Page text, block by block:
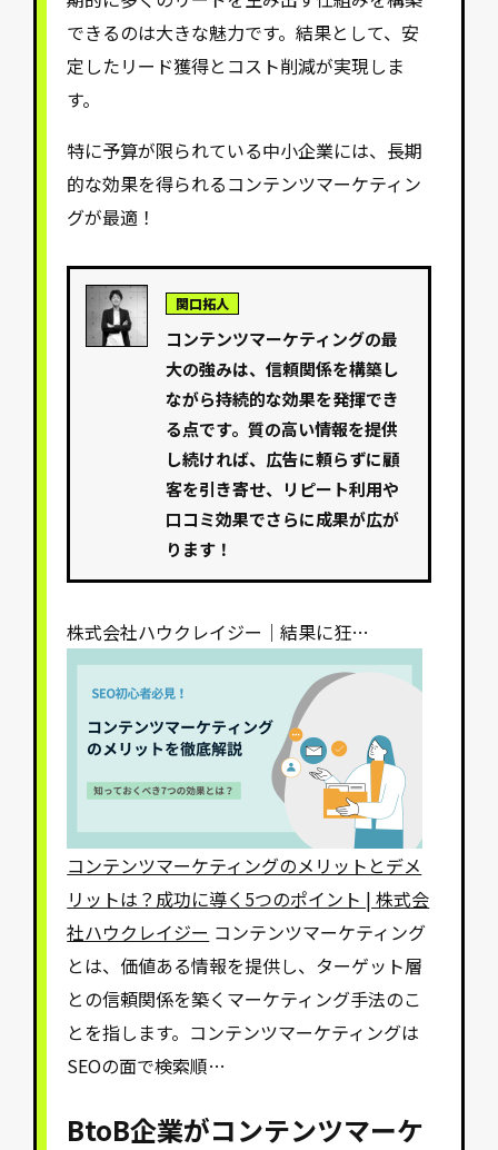
できるのは大きな魅力です。結果として、安
定したリード獲得とコスト削減が実現しま
す。
特に予算が限られている中小企業には、長期
的な効果を得られるコンテンツマーケティン
グが最適！
関口拓人
コンテンツマーケティングの最
大の強みは、信頼関係を構築し
ながら持続的な効果を発揮でき
る点です。質の高い情報を提供
し続ければ、広告に頼らずに顧
客を引き寄せ、リピート利用や
口コミ効果でさらに成果が広が
ります！
株式会社ハウクレイジー｜結果に狂…
コンテンツマーケティングのメリットとデメ
リットは？成功に導く5つのポイント | 株式会
社ハウクレイジー コンテンツマーケティング
とは、価値ある情報を提供し、ターゲット層
との信頼関係を築くマーケティング手法のこ
とを指します。コンテンツマーケティングは
SEOの面で検索順…
BtoB企業がコンテンツマーケ